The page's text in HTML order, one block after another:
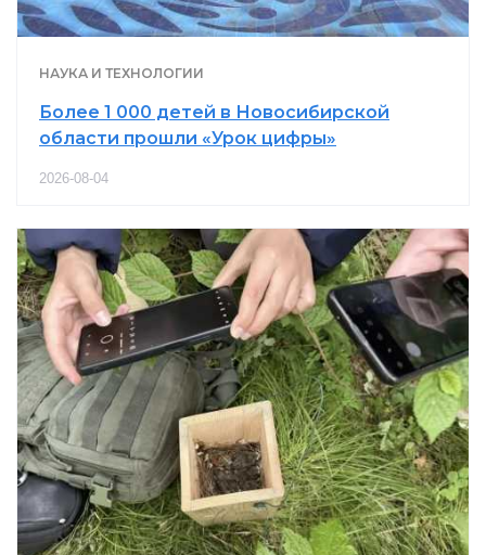
НАУКА И ТЕХНОЛОГИИ
Более 1 000 детей в Новосибирской
области прошли «Урок цифры»
2026-08-04